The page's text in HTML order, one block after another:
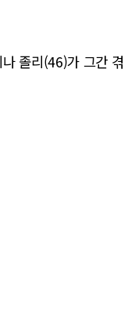
졸리(46)가 그간 겪